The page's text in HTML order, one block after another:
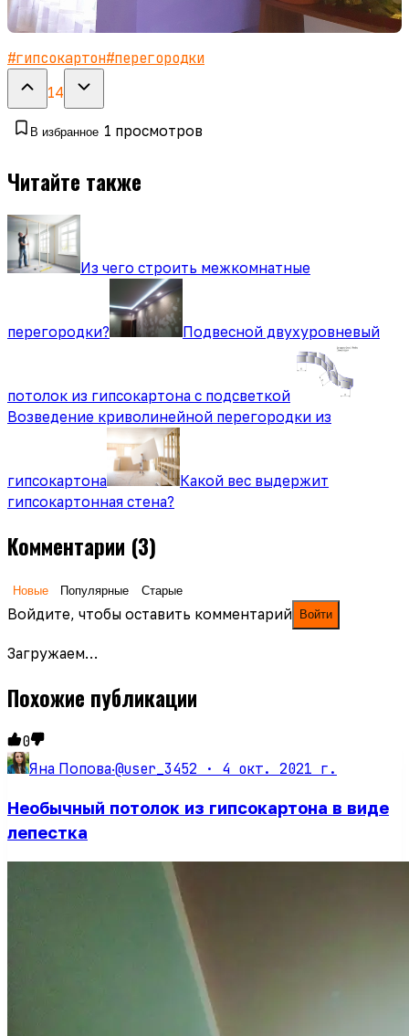
#гипсокартон#перегородки
14
В избранное 1 просмотров
Читайте также
Из чего строить межкомнатные
перегородки? Подвесной двухуровневый
потолок из гипсокартона с подсветкой
Возведение криволинейной перегородки из
гипсокартона
Какой вес выдержит
гипсокартонная стена?
Комментарии (3)
Новые Популярные Старые
Войдите, чтобы оставить комментарий Войти
Загружаем…
Похожие публикации
0
Яна Попова·@user_3452 · 4 окт. 2021 г.
Необычный потолок из гипсокартона в виде
лепестка